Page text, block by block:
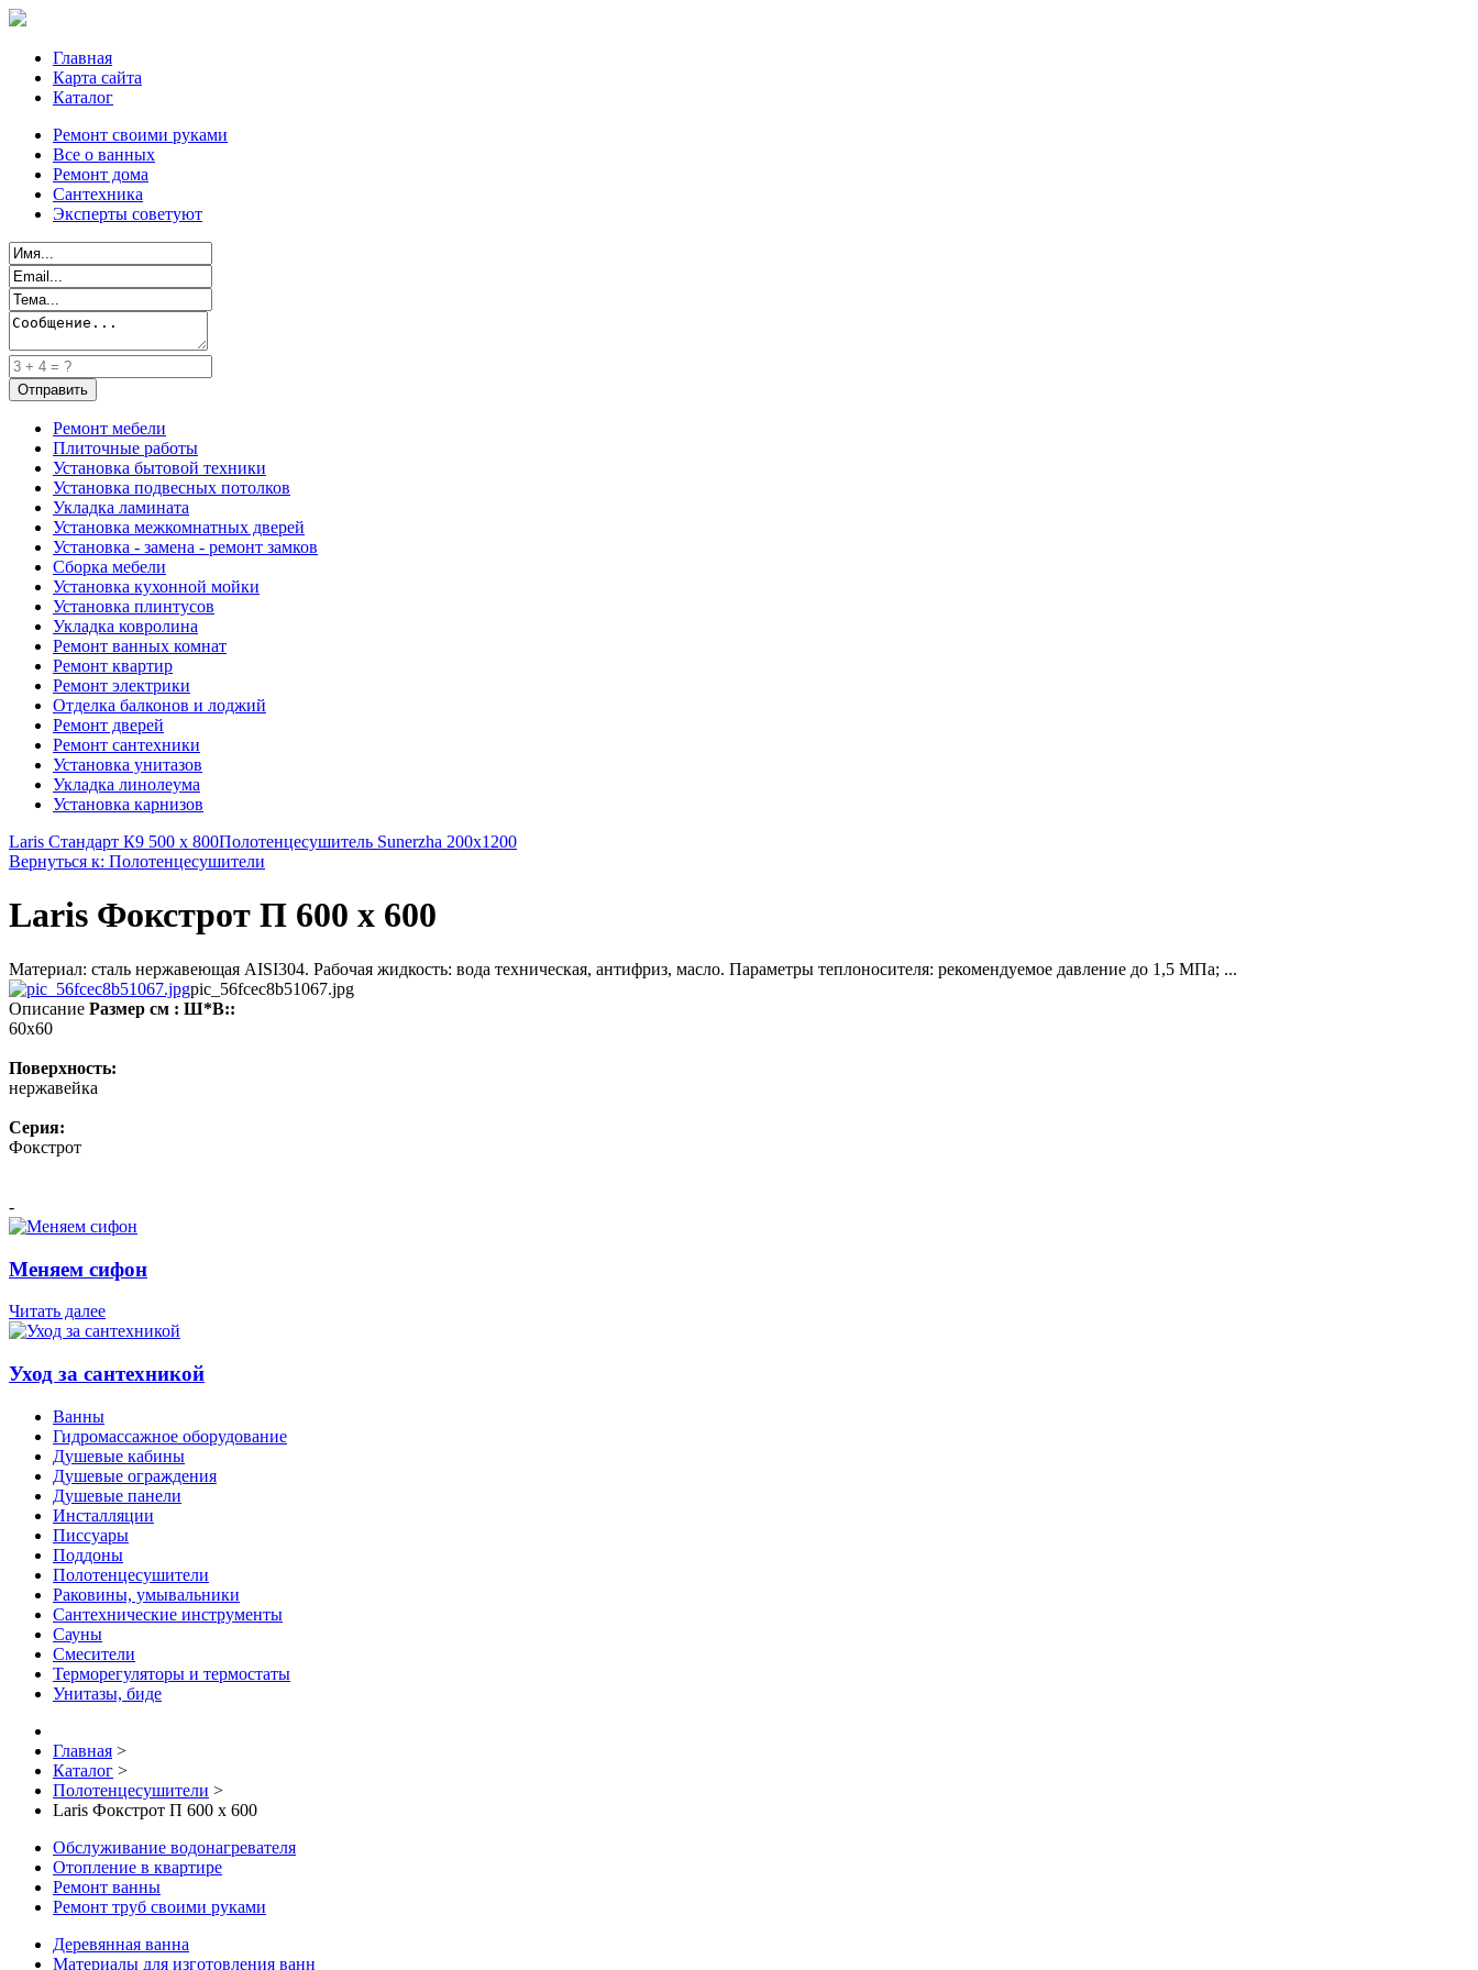
Главная
Карта сайта
Каталог
Ремонт своими руками
Все о ванных
Ремонт дома
Сантехника
Эксперты советуют
Ремонт мебели
Плиточные работы
Установка бытовой техники
Установка подвесных потолков
Укладка ламината
Установка межкомнатных дверей
Установка - замена - ремонт замков
Сборка мебели
Установка кухонной мойки
Установка плинтусов
Укладка ковролина
Ремонт ванных комнат
Ремонт квартир
Ремонт электрики
Отделка балконов и лоджий
Ремонт дверей
Ремонт сантехники
Установка унитазов
Укладка линолеума
Установка карнизов
Laris Стандарт К9 500 х 800Полотенцесушитель Sunerzha 200x1200
Вернуться к: Полотенцесушители
Laris Фокстрот П 600 х 600
Материал: сталь нержавеющая AISI304. Рабочая жидкость: вода техническая, антифриз, масло. Параметры теплоносителя: рекомендуемое давление до 1,5 МПа; ...
pic_56fcec8b51067.jpg
Описание Размер см : Ш*В::
60x60
Поверхность:
нержавейка
Серия:
Фокстрот
-
Меняем сифон
Читать далее
Уход за сантехникой
Ванны
Гидромассажное оборудование
Душевые кабины
Душевые ограждения
Душевые панели
Инсталляции
Писсуары
Поддоны
Полотенцесушители
Раковины, умывальники
Сантехнические инструменты
Сауны
Смесители
Терморегуляторы и термостаты
Унитазы, биде
Главная >
Каталог >
Полотенцесушители >
Laris Фокстрот П 600 х 600
Обслуживание водонагревателя
Отопление в квартире
Ремонт ванны
Ремонт труб своими руками
Деревянная ванна
Материалы для изготовления ванн